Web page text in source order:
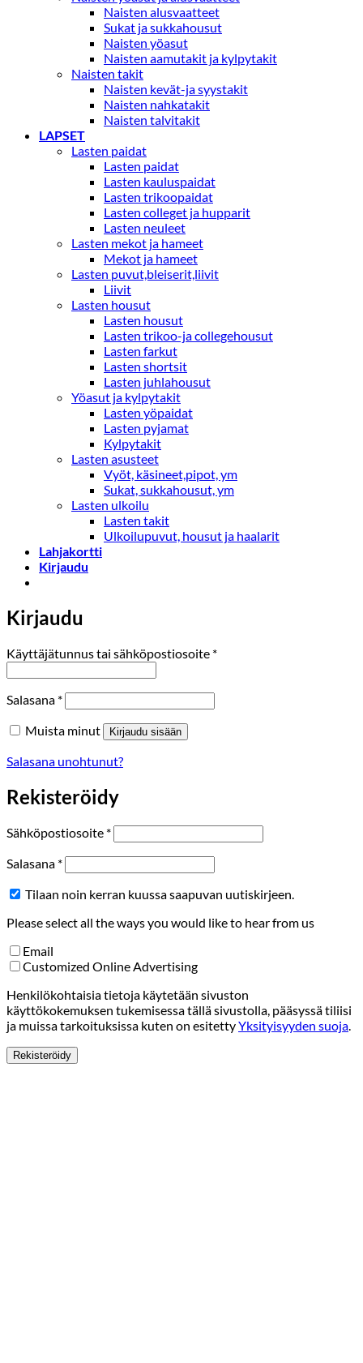
Naisten alusvaatteet
Sukat ja sukkahousut
Naisten yöasut
Naisten aamutakit ja kylpytakit
Naisten takit
Naisten kevät-ja syystakit
Naisten nahkatakit
Naisten talvitakit
LAPSET
Lasten paidat
Lasten paidat
Lasten kauluspaidat
Lasten trikoopaidat
Lasten colleget ja hupparit
Lasten neuleet
Lasten mekot ja hameet
Mekot ja hameet
Lasten puvut,bleiserit,liivit
Liivit
Lasten housut
Lasten housut
Lasten trikoo-ja collegehousut
Lasten farkut
Lasten shortsit
Lasten juhlahousut
Yöasut ja kylpytakit
Lasten yöpaidat
Lasten pyjamat
Kylpytakit
Lasten asusteet
Vyöt, käsineet,pipot, ym
Sukat, sukkahousut, ym
Lasten ulkoilu
Lasten takit
Ulkoilupuvut, housut ja haalarit
Lahjakortti
Kirjaudu
Kirjaudu
Käyttäjätunnus tai sähköpostiosoite *Vaaditaan
Salasana *Vaaditaan
Muista minut Kirjaudu sisään
Salasana unohtunut?
Rekisteröidy
Sähköpostiosoite *Vaaditaan
Salasana *Vaaditaan
Tilaan noin kerran kuussa saapuvan uutiskirjeen.
Please select all the ways you would like to hear from us
Email
Customized Online Advertising
Henkilökohtaisia tietoja käytetään sivuston
käyttökokemuksen tukemisessa tällä sivustolla, pääsyssä tiliisi
ja muissa tarkoituksissa kuten on esitettyYksityisyyden suoja
Rekisteröidy